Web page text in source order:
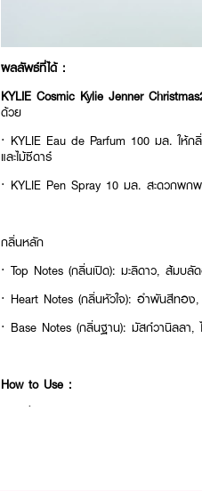
ผลลัพธ์ที่ได้ :
KYLIE Cosmic Kylie Jenner
ด้วย
· KYLIE Eau de Parfum 100 มล. ให้
และไม้ซีดาร์
· KYLIE Pen Spray 10 มล. สะดวกพกพ
กลิ่นหลัก
· Top Notes (กลิ่นเปิด): มะลิดาว, ส้มบลั
· Heart Notes (กลิ่นหัวใจ): อำพันสีทอง
· Base Notes (กลิ่นฐาน): มัสก์วานิลลา,
How to Use :